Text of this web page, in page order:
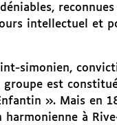
intellectuel et
simonien,
est
». Mais en
à